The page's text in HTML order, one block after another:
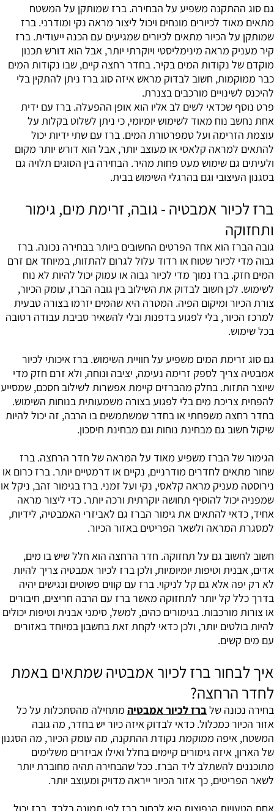
גם סוג ההתקנה משפיע על הבחירה. ברז שמותקן על המשטח
מתאים מאוד לכיורים מונחים ויכול ליצור מראה נקי ומודרני. ברז
שמותקן על הכיור מתאים לכיורים שמגיעים עם הכנה ייעודית. ברז
קיר מעניק מראה מינימליסטי ויוקרתי יותר, אבל הוא דורש תכנון
מוקדם של נקודות המים בקיר. בחדר רחצה קיים, שבו נקודות המים
כבר ממוקמות, חשוב לבדוק מראש איזה סוג ברז ניתן להתקין בלי
להיכנס לשינויים מורכבים בצנרת.
פרט נוסף שכדאי לשים לב אליו הוא אופן ההפעלה. ברז עם ידית
אחת נחשב נוח מאוד לשימוש יומיומי, כי ניתן לשלוט בקלות על
עוצמת הזרימה ועל טמפרטורת המים. ברז עם שתי ידיות יכול
להתאים למראה קלאסי או מעוצב יותר, אבל הוא דורש יותר מקום
ולעיתים גם שימוש מעט פחות מהיר. הבחירה בין הסוגים תלויה גם
בסגנון העיצובי וגם בהרגלי השימוש בבית.
ברז לכיור אמבטיה - גובה, זרימת מים, גימור
ותחזוקה
גובה הברז הוא אחד הפרטים החשובים ביותר בבחירה נכונה. ברז
גבוה מדי לכיור שטוח או רדוד עלול לגרום להתזות, במיוחד אם זרם
המים חזק. ברז נמוך מדי לכיור גבוה או עמוק יכול להיות לא נוח
לשימוש. לכן חשוב לבדוק את השילוב בין גובה הברז, עומק הכיור,
צורת הכיור ומיקום הפיה. המטרה היא שהמים יזרמו בצורה טבעית
למרכז הכיור, בלי לפגוע בדפנות ובלי להשאיר סביבת עבודה רטובה
בכל שימוש.
גם סוג זרימת המים משפיע על חוויית השימוש. ברז איכותי לכיור
אמבטיה צריך לספק זרימה נעימה, יציבה ונוחה, ולא זרם חזק מדי
שיוצר התזות. בחלק מהברזים קיימת אפשרות לשילוב חסכם, שמסייע
להפחית צריכת מים בלי לפגוע בצורה משמעותית בנוחות השימוש.
בחדר רחצה משפחתי או בחדר שמשתמשים בו הרבה, זה יכול להיות
שיקול חשוב גם מבחינת נוחות וגם מבחינת חיסכון.
הגימור של הברז משפיע מאוד על המראה של חדר הרחצה. ברז
שחור מתאים לחדרים מודרניים, נקיים או דרמטיים יותר. ברז כרום או
נירוסטה מעניק מראה קלאסי, נקי ועל זמני. ברז בגימור זהב, ניקל או
שמפניה יכול להוסיף תחושה יוקרתית ורכה יותר. כדי ליצור מראה
אחיד, כדאי להתאים את גימור הברז גם לאביזרי האמבטיה, לידיות,
למסגרת המראה ולשאר הפריטים באזור הכיור.
חשוב לחשוב גם על תחזוקה. חדר הרחצה הוא חלל שיש בו מים,
אדים, אבנית וטיפות יומיומיות, ולכן ברז לכיור אמבטיה צריך להיות
לא רק יפה אלא גם קל לניקוי. ברז עם קווים פשוטים ונגישים יהיה
בדרך כלל קל יותר לתחזוקה מאשר ברז עם הרבה חריצים, חיבורים
או צורות מורכבות. בגימורים כהים, למשל, סימני אבנית וטיפות יכולים
להיות בולטים יותר, ולכן כדאי לקחת זאת בחשבון במיוחד באזורים
עם מים קשים.
איך לבחור ברז לכיור אמבטיה שמתאים באמת
לחדר הרחצה?
בחירה נכונה שלברז לכיור אמבטיה מתחילה מהסתכלות על כל
אזור הכיור כמכלול. כדאי לבדוק איזה כיור יש בחדר, מה גובה
המשטח, איפה ממוקמת נקודת ההתקנה, מה עומק הכיור, מה הסגנון
של הארון, איזה גימורים קיימים בחלל ואילו אביזרים משלימים
מתוכננים להשתלב ליד הברז. ככל שהבחירה תהיה מחוברת יותר
לשאר הפריטים, כך אזור הכיור ייראה מדויק ומעוצב יותר.